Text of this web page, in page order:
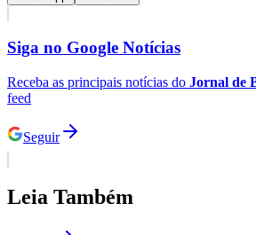
Siga no Google Notícias
Receba as principais notícias do Jornal de
feed
Seguir
Leia Também